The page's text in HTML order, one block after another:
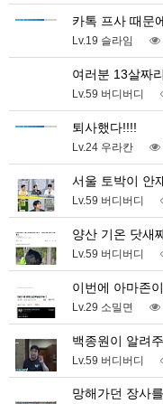
카톡 프사 때문
Lv.19 슬라임
여러분 13살짜
Lv.59 버디버디
퇴사했다!!!!
Lv.24 우라칸
서울 토박이 안
Lv.59 버디버디
양산 기온 닷새
Lv.59 버디버디
이번에 아마존
Lv.29 소밀면
백종원이 알려
Lv.59 버디버디
망해가던 장사